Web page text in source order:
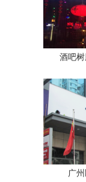
酒吧
广